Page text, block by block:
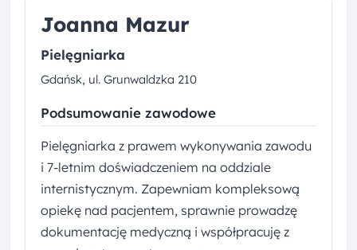
Joanna Mazur
Pielęgniarka
Gdańsk, ul. Grunwaldzka 210
Podsumowanie zawodowe
Pielęgniarka z prawem wykonywania zawodu
i 7-letnim doświadczeniem na oddziale
internistycznym. Zapewniam kompleksową
opiekę nad pacjentem, sprawnie prowadzę
dokumentację medyczną i współpracuję z